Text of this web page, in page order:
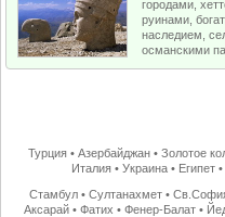
городами,
руинами,
наследием,
османскими
Турция •Азербайджан •Золотое
Италия• Украина• Египет•
Стамбул •Султанахмет •
Аксарай• Фатих • Фенер-Балат•